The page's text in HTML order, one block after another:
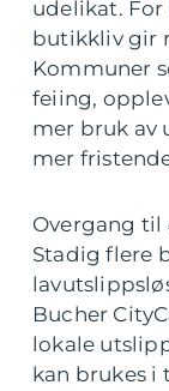
udelikat. For
butikkliv gir
Kommuner
feiing,
mer bruk av
mer
Overgang
Stadig flere
Bucher
lokale
kan brukes i